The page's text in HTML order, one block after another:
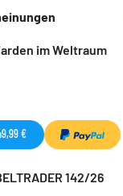
im Weltraum
€
142/26